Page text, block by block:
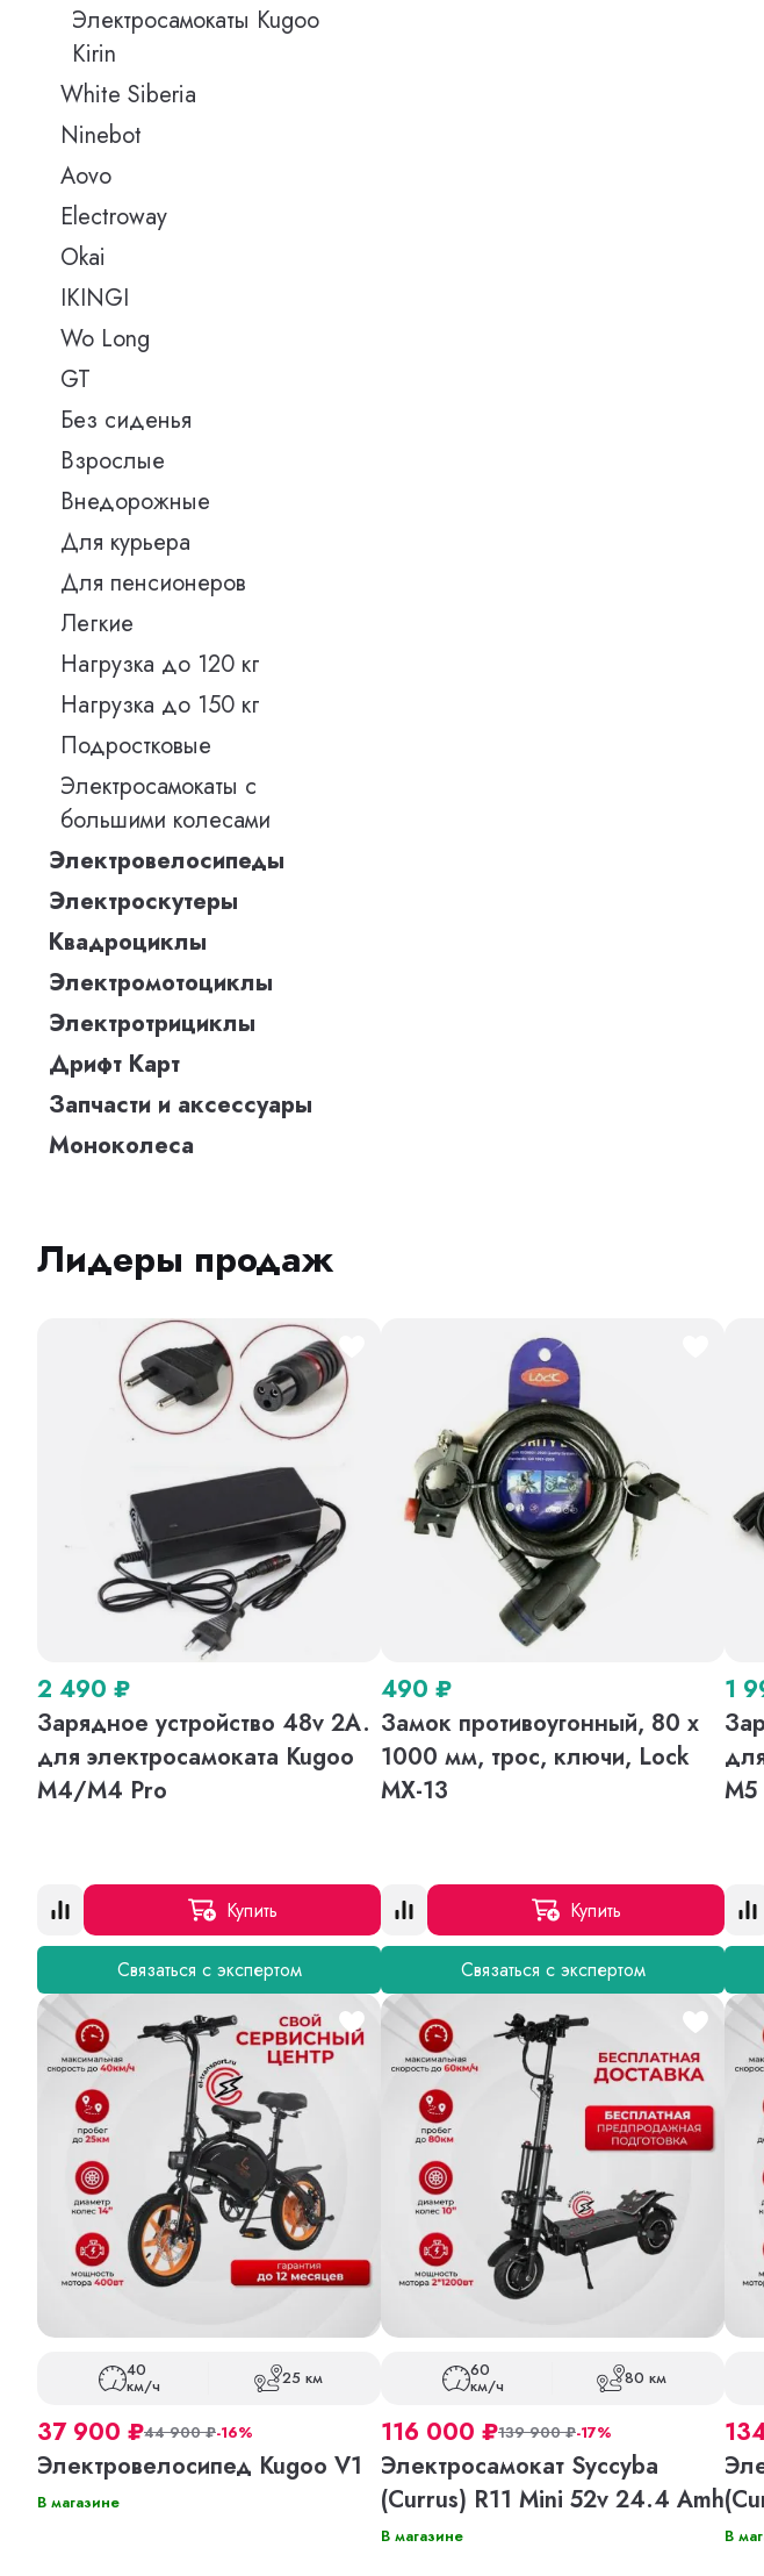
Электросамокаты Kugoo
Kirin
White Siberia
Ninebot
Aovo
Electroway
Okai
IKINGI
Wo Long
GT
Без сиденья
Взрослые
Внедорожные
Для курьера
Для пенсионеров
Легкие
Нагрузка до 120 кг
Нагрузка до 150 кг
Подростковые
Электросамокаты с
большими колесами
Электровелосипеды
Электроскутеры
Квадроциклы
Электромотоциклы
Электротрициклы
Дрифт Карт
Запчасти и аксессуары
Моноколеса
Лидеры продаж
2 490 ₽
Зарядное устройство 48v 2A.
для электросамоката Kugoo
M4/M4 Pro
Купить
Связаться с экспертом
490 ₽
Замок противоугонный, 80 х
1000 мм, трос, ключи, Lock
MX-13
Купить
Связаться с экспертом
1
M5
40
км/ч 25 км
37 900 ₽44 900₽-16%
Электровелосипед Kugoo V1
В магазине
60
км/ч 80 км
116 000 ₽139 900₽-17%
Электросамокат Syccyba
(Currus) R11 Mini 52v 24.4 Amh
В магазине В